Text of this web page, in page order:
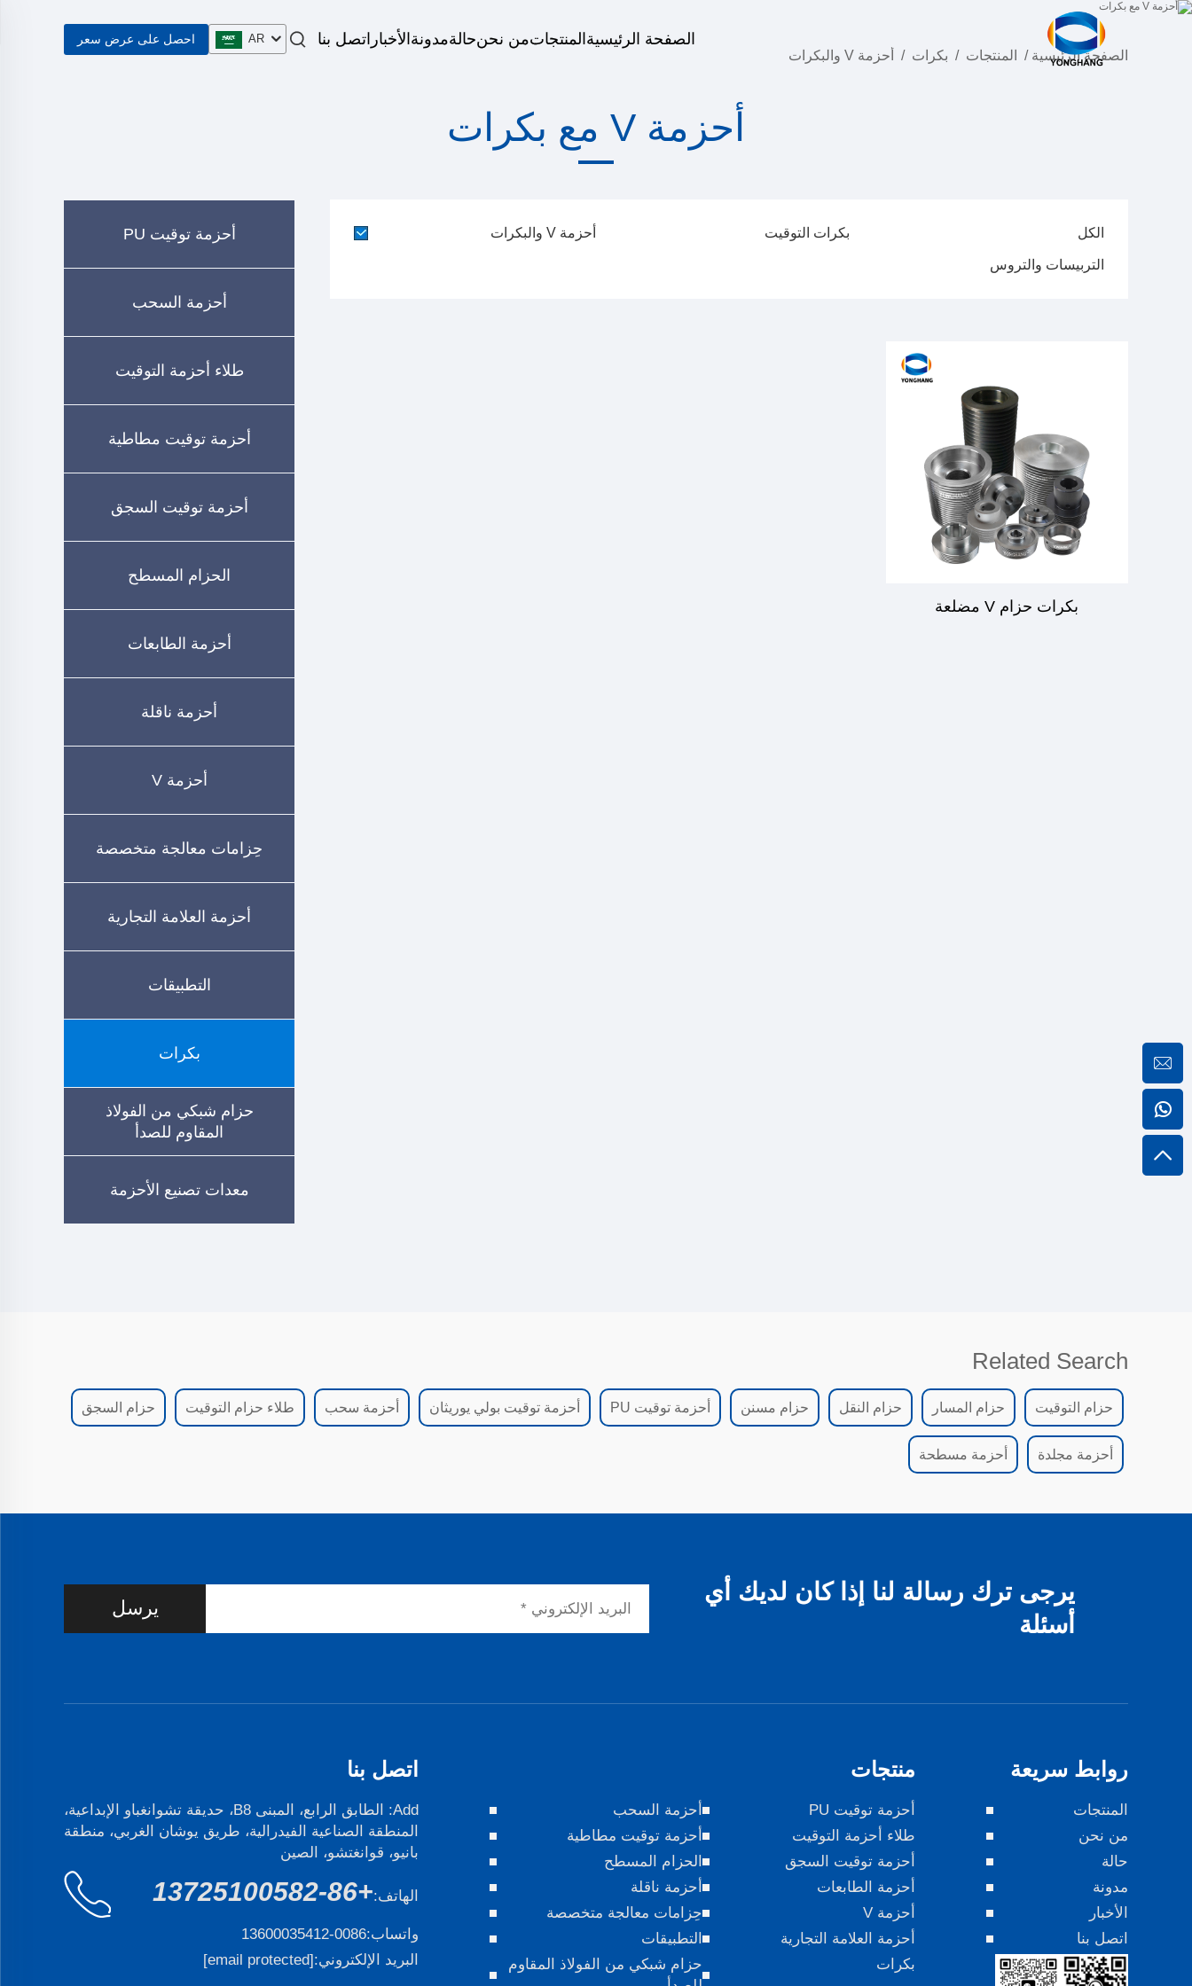
الصفحة الرئيسية المنتجاتمن نحنحالةمدونة الأخبار اتصل بنا AR احصل على عرض سعر
الصفحة الرئيسية / المنتجات / بكرات / أحزمة V والبكرات
أحزمة V مع بكرات
أحزمة توقيت PU
أحزمة السحب
طلاء أحزمة التوقيت
أحزمة توقيت مطاطية
أحزمة توقيت السجق
الحزام المسطح
أحزمة الطابعات
أحزمة ناقلة
أحزمة V
حِزامات معالجة متخصصة
أحزمة العلامة التجارية
التطبيقات
بكرات
حزام شبكي من الفولاذ
المقاوم للصدأ
معدات تصنيع الأحزمة
الكل بكرات التوقيت أحزمة V والبكرات
التربيسات والتروس
بكرات حزام V مضلعة
Related Search
حزام التوقيت حزام المسار حزام النقل حزام مسنن أحزمة توقيت PU أحزمة توقيت بولي يوريثان أحزمة سحب طلاء حزام التوقيت حزام السجق
أحزمة مجلدة أحزمة مسطحة
يرجى ترك رسالة لنا إذا كان لديك أي
أسئلة
يرسل
روابط سريعة
المنتجات
من نحن
حالة
مدونة
الأخبار
اتصل بنا
منتجات
أحزمة توقيت PU
أحزمة السحب
طلاء أحزمة التوقيت
أحزمة توقيت مطاطية
أحزمة توقيت السجق
الحزام المسطح
أحزمة الطابعات
أحزمة ناقلة
أحزمة V
حِزامات معالجة متخصصة
أحزمة العلامة التجارية
التطبيقات
بكرات
حزام شبكي من الفولاذ المقاوم
اتصل بنا
Add: الطابق الرابع، المبنى B8، حديقة تشوانغباو الإبداعية،
المنطقة الصناعية الفيدرالية، طريق يوشان الغربي، منطقة
بانيو، قوانغتشو، الصين
الهاتف:+86-13725100582
واتساب:0086-13600035412
البريد الإلكتروني:[email protected]